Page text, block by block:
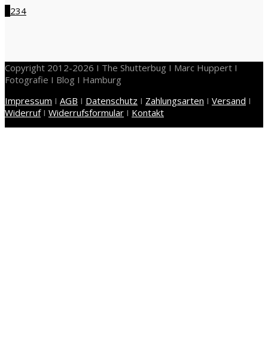
234
Copyright 2012-2026 I The Shutterbug I Marc Huppert I
Fotografie I Blog I Hamburg
Impressum I AGB I Datenschutz I Zahlungsarten I Versand I
WiderrufI Widerrufsformular I Kontakt